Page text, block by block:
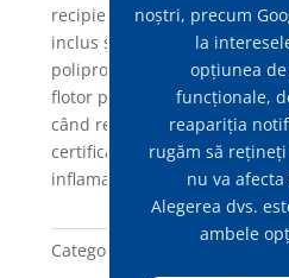
recipientului să fie rapidă și
inclus și kit dublu de filtrare
polipropilenă) și praf (filtru
flotor pentru oprirea
când recipientul este plin.
certificată Atex, pentru
inflamabile.
Categorie: Aer comprimat –
noștri, precum
la
opțiunea de
funcționale,
reapariția
rugăm să
nu va
Alegerea dvs.
ambele